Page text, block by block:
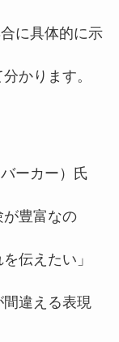
に具体的に示
かります。
ーカー）氏
豊富なの
伝えたい」
違える表現